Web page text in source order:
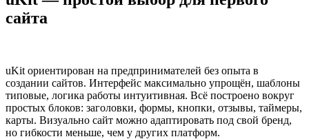
сайта
uKit ориентирован на предпринимателей без опыта в
создании сайтов. Интерфейс максимально упрощён, шаблоны
типовые, логика работы интуитивная. Всё построено вокруг
простых блоков: заголовки, формы, кнопки, отзывы, таймеры,
карты. Визуально сайт можно адаптировать под свой бренд,
но гибкости меньше, чем у других платформ.